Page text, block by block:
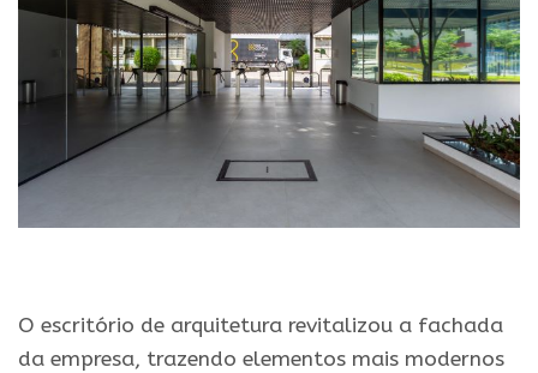
O escritório de arquitetura revitalizou a fachada
da empresa, trazendo elementos mais modernos